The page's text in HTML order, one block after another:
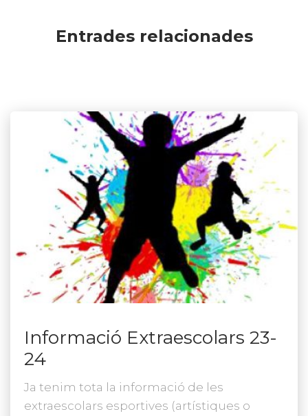
Entrades relacionades
Informació Extraescolars 23-
24
Ja tenim tota la informació de les
extraescolars esportives (artístiques o